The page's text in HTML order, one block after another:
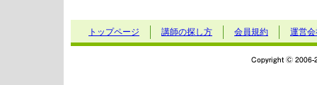
トップページ 講師の探し方 会員規約 運営